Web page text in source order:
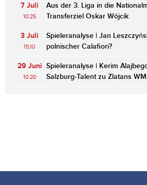
7 Juli
10:25
Aus der 3. Liga in die
Transferziel Oskar Wójcik
3 Juli
15:10
Spieleranalyse | Jan
polnischer Calafiori?
29 Juni
10:20
Spieleranalyse | Kerim
Salzburg-Talent zu Zlatans